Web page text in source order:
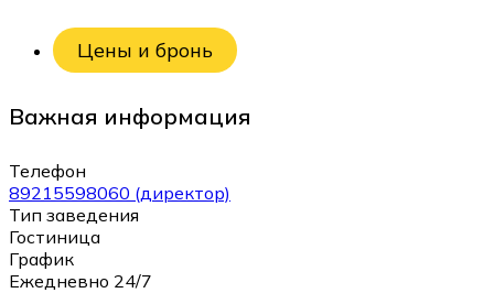
Цены и бронь
Важная информация
Телефон
89215598060 (директор)
Тип заведения
Гостиница
График
Ежедневно 24/7